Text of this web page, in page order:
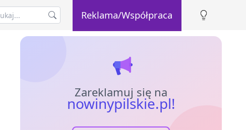
Reklama/Współpraca
Zareklamuj się na
nowinypilskie.pl!